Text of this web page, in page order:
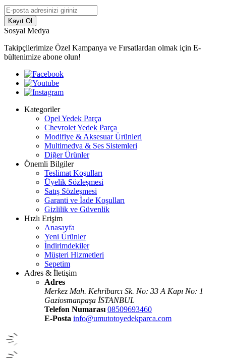
Kayıt Ol
Sosyal Medya
Takipçilerimize Özel Kampanya ve Fırsatlardan olmak için E-
bültenimize abone olun!
Kategoriler
Opel Yedek Parça
Chevrolet Yedek Parça
Modifiye & Aksesuar Ürünleri
Multimedya & Ses Sistemleri
Diğer Ürünler
Önemli Bilgiler
Teslimat Koşulları
Üyelik Sözleşmesi
Satış Sözleşmesi
Garanti ve İade Koşulları
Gizlilik ve Güvenlik
Hızlı Erişim
Anasayfa
Yeni Ürünler
İndirimdekiler
Müşteri Hizmetleri
Sepetim
Adres & İletişim
Adres
Merkez Mah. Kehribarcı Sk. No: 33 A Kapı No: 1
Gaziosmanpaşa İSTANBUL
Telefon Numarası 08509693460
E-Posta info@umutotoyedekparca.com